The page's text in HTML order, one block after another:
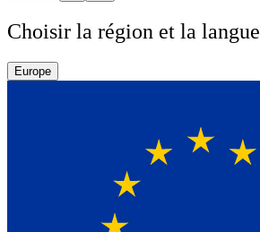
Choisir la région et la langue
Europe